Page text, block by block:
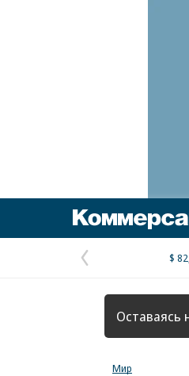
Предыдущая
страница
$
Оставаясь
Мир